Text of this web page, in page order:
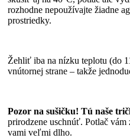
rozhodne nepoužívajte žiadne
prostriedky.
Žehliť iba na nízku teplotu (do
vnútornej strane – takže
Pozor na sušičku! Tú naše
prirodzene uschnúť. Potlač
vami veľmi dlho.